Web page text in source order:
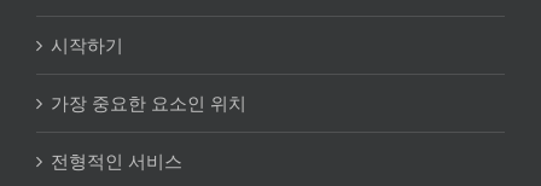
시작하기
가장 중요한 요소인 위치
전형적인 서비스